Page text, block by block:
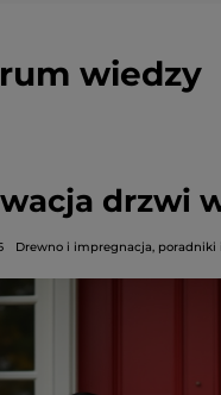
wiedzy
drzwi
Drewno i impregnacja, poradniki